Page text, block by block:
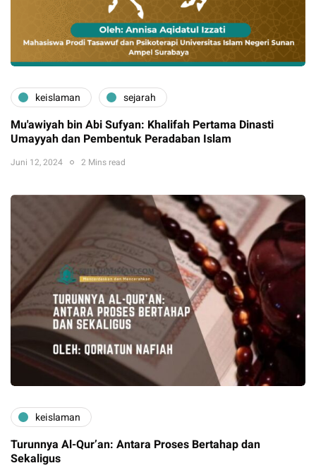
keislaman sejarah
Mu'awiyah bin Abi Sufyan: Khalifah Pertama Dinasti
Umayyah dan Pembentuk Peradaban Islam
Juni 12, 2024 2 Mins read
keislaman
Turunnya Al-Qur’an: Antara Proses Bertahap dan
Sekaligus